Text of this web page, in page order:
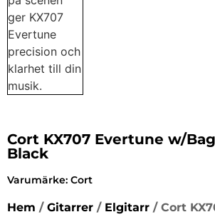
Cort KX707 Evertune w/
Black
Varumärke: Cort
Hem / Gitarrer / Elgitarr / Cort